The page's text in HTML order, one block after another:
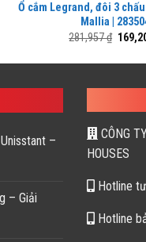
Ổ cắm Legrand, đôi 3
Mallia |
281,957₫ Giá
–
– Giải
CÔNG
HOUSES
Hotline
Hotline